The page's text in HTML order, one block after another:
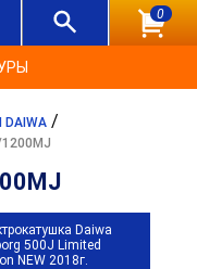
0
/
1200MJ
Daiwa
500J Limited
NEW 2018г.